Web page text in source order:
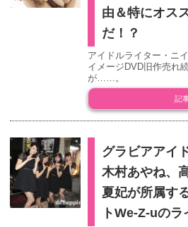
由＆特にオス
だ！？
アイドルライター・ニ
イメージDVD旧作売れ
が……。
記
グラビアアイ
木村あやね、
夏妃が所属す
トWe-Z-uの